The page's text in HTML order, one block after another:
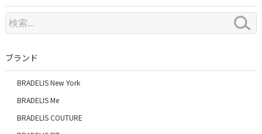
ブランド
BRADELIS New York
BRADELIS Me
BRADELIS COUTURE